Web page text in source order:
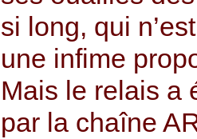
si long, qui
une infime
Mais le relais a
par la chaîne